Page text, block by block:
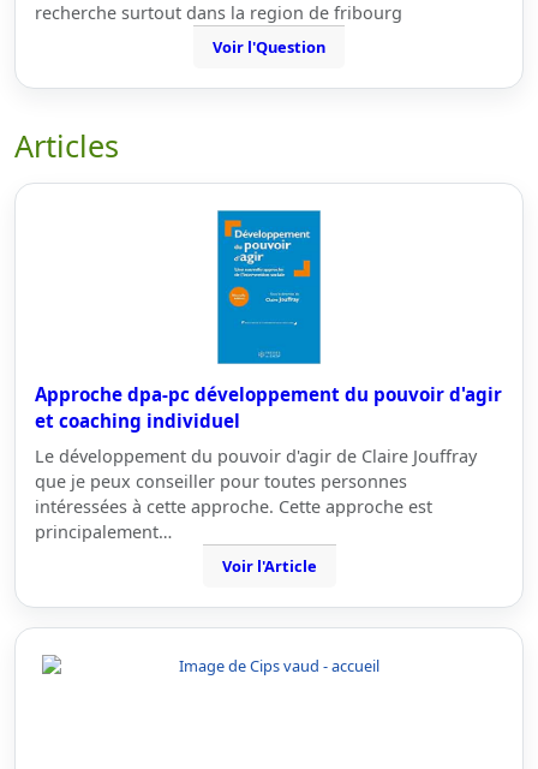
recherche surtout dans la region de fribourg
Voir l'Question
Articles
Approche dpa-pc développement du pouvoir d'agir
et coaching individuel
Le développement du pouvoir d'agir de Claire Jouffray
que je peux conseiller pour toutes personnes
intéressées à cette approche. Cette approche est
principalement…
Voir l'Article